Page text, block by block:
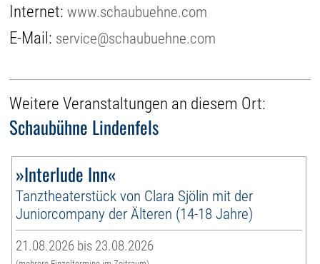
Internet:www.schaubuehne.com
E-Mail: service@schaubuehne.com
Weitere Veranstaltungen an diesem Ort:
Schaubühne Lindenfels
»Interlude Inn«
Tanztheaterstück von Clara Sjölin mit der
Juniorcompany der Älteren (14-18 Jahre)
21.08.2026 bis 23.08.2026